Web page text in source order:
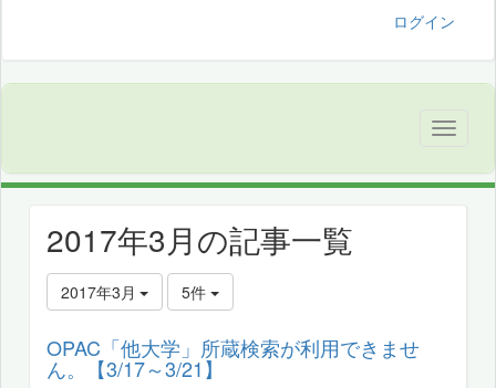
ログイン
2017年3月の記事一覧
2017年3月 5件
OPAC「他大学」所蔵検索が利用できませ
ん。【3/17～3/21】